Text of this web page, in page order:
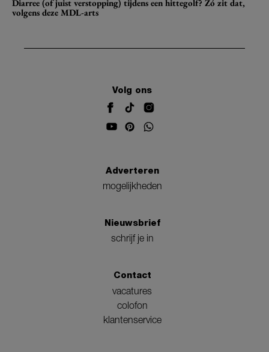
Diarree (of juist verstopping) tijdens een hittegolf? Zó zit dat,
volgens deze MDL-arts
Volg ons
Adverteren
mogelijkheden
Nieuwsbrief
schrijf je in
Contact
vacatures
colofon
klantenservice